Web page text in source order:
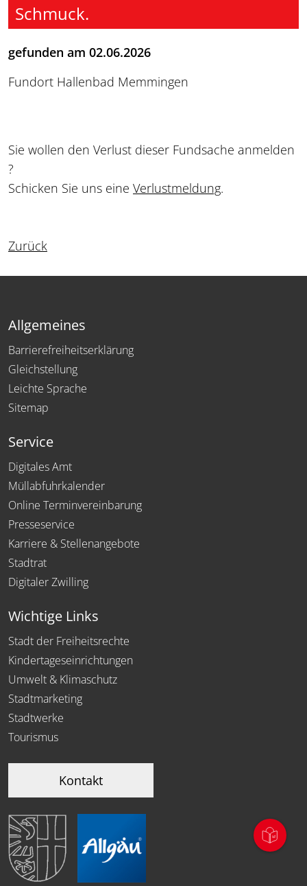
Schmuck.
gefunden am 02.06.2026
Fundort Hallenbad Memmingen
Sie wollen den Verlust dieser Fundsache anmelden
?
Schicken Sie uns eine Verlustmeldung.
Zurück
Allgemeines
Barrierefreiheitserklärung
Gleichstellung
Leichte Sprache
Sitemap
Service
Digitales Amt
Müllabfuhrkalender
Online Terminvereinbarung
Presseservice
Karriere & Stellenangebote
Stadtrat
Digitaler Zwilling
Wichtige Links
Stadt der Freiheitsrechte
Kindertageseinrichtungen
Umwelt & Klimaschutz
Stadtmarketing
Stadtwerke
Tourismus
Kontakt